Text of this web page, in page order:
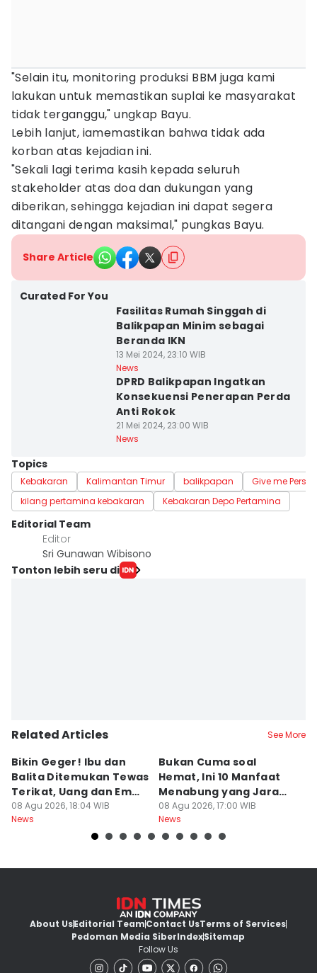
"Selain itu, monitoring produksi BBM juga kami
lakukan untuk memastikan suplai ke masyarakat
tidak terganggu," ungkap Bayu.
Lebih lanjut, iamemastikan bahwa tidak ada
korban atas kejadian ini.
"Sekali lagi terima kasih kepada seluruh
stakeholder atas doa dan dukungan yang
diberikan, sehingga kejadian ini dapat segera
ditangani dengan maksimal," pungkas Bayu.
Share Article
Curated For You
Fasilitas Rumah Singgah di
Balikpapan Minim sebagai
Beranda IKN
13 Mei 2024, 23:10 WIB
News
DPRD Balikpapan Ingatkan
Konsekuensi Penerapan Perda
Anti Rokok
21 Mei 2024, 23:00 WIB
News
Topics
Kebakaran Kalimantan Timur balikpapan
Give me
kilang pertamina kebakaran
Kebakaran Depo Pertamina
Editorial Team
Editor
Sri Gunawan Wibisono
Tonton lebih seru di
Related Articles See More
Bikin Geger! Ibu dan
Balita Ditemukan Tewas
Terikat, Uang dan Emas
Hilang
08 Agu 2026, 18:04 WIB
News
Bukan Cuma soal
Hemat, Ini 10 Manfaat
Menabung yang Jarang
Disadari
08 Agu 2026, 17:00 WIB
News
About UsEditorial TeamContact UsTerms of Services
Pedoman Media SiberIndexSitemap
Follow Us